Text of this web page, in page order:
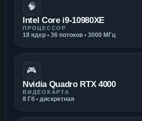
🧠
Intel Core i9-10980XE
ПРОЦЕССОР
18 ядер • 36 потоков • 3000 МГц
🎮
Nvidia Quadro RTX 4000
ВИДЕОКАРТА
8 Гб • дискретная